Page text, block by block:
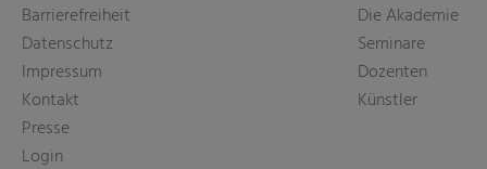
Barrierefreiheit
Datenschutz
Impressum
Kontakt
Presse
Login
Die Akademie
Seminare
Dozenten
Künstler